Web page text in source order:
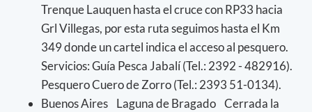
Trenque Lauquen hasta el cruce con RP33 hacia
Grl Villegas, por esta ruta seguimos hasta el Km
349 donde un cartel indica el acceso al pesquero.
Servicios: Guía Pesca Jabalí (Tel.: 2392 - 482916).
Pesquero Cuero de Zorro (Tel.: 2393 51-0134).
Buenos Aires Laguna de Bragado Cerrada la